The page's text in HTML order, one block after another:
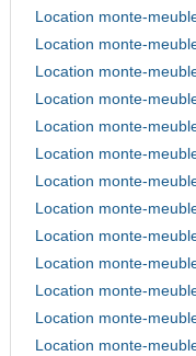
Location monte-
Location monte-
Location monte-
Location monte-
Location monte-
Location monte-
Location monte-
Location monte-
Location monte-
Location monte-
Location monte-
Location monte-
Location monte-